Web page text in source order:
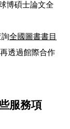
博碩士論文全
全國圖書書目
透過館際合作
服務項